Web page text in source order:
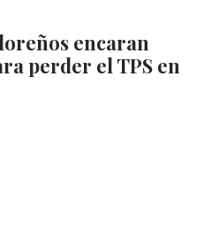
encaran
perder el TPS en